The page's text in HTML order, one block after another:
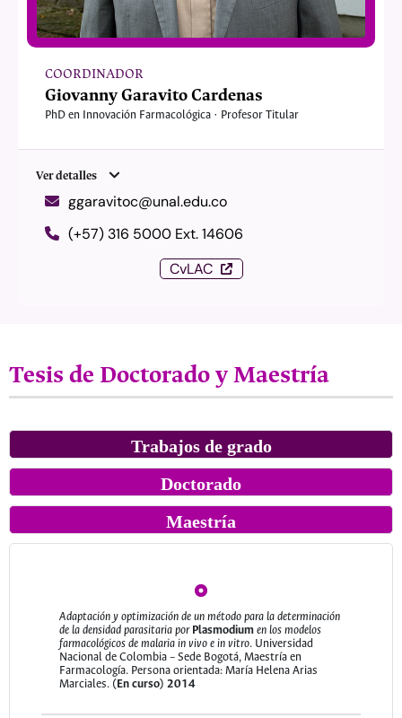
COORDINADOR
Giovanny Garavito Cardenas
PhD en Innovación Farmacológica · Profesor Titular
Ver detalles
ggaravitoc@unal.edu.co
(+57) 316 5000 Ext. 14606
CvLAC
Tesis de Doctorado y Maestría
Trabajos de grado
Doctorado
Maestría
Adaptación y optimización de un método para la determinación
de la densidad parasitaria por Plasmodium en los modelos
farmacológicos de malaria in vivo e in vitro. Universidad
Nacional de Colombia – Sede Bogotá, Maestría en
Farmacología. Persona orientada: María Helena Arias
Marciales. (En curso) 2014